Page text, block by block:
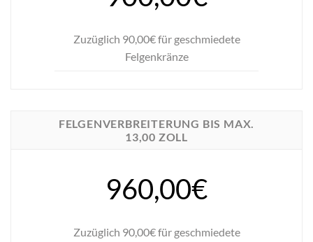
Zuzüglich 90,00€ für geschmiedete
Felgenkränze
FELGENVERBREITERUNG BIS MAX.
13,00 ZOLL
960,00€
Zuzüglich 90,00€ für geschmiedete